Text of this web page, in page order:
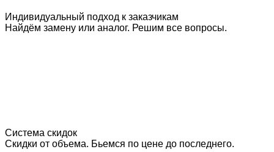
Индивидуальный подход к заказчикам
Найдём замену или аналог. Решим все вопросы.
Система скидок
Скидки от объема. Бьемся по цене до последнего.